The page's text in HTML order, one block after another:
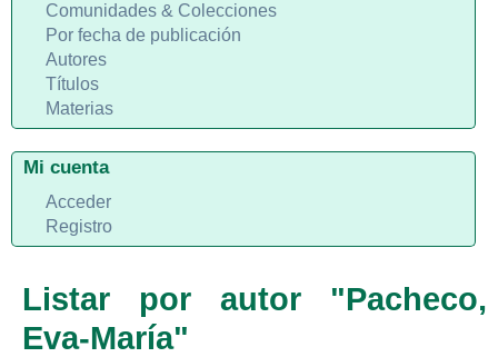
Listar por autor "Pacheco,
Eva-María"
Comunidades & Colecciones
Por fecha de publicación
Autores
Títulos
Materias
Mi cuenta
Acceder
Registro